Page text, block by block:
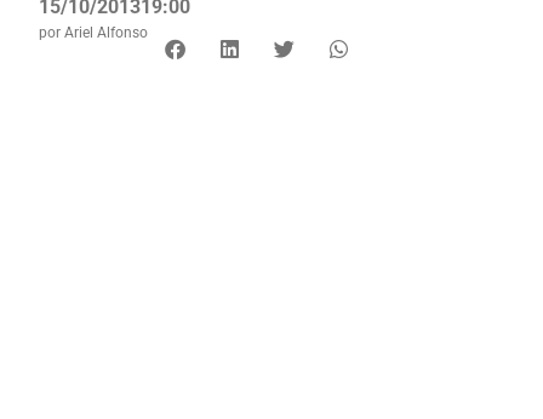
15/10/201319:00
por Ariel Alfonso